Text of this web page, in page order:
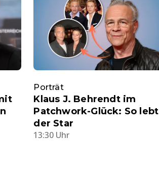
Porträt
Klaus J. Behrendt im
Patchwork-Glück: So lebt
der Star
13:30 Uhr